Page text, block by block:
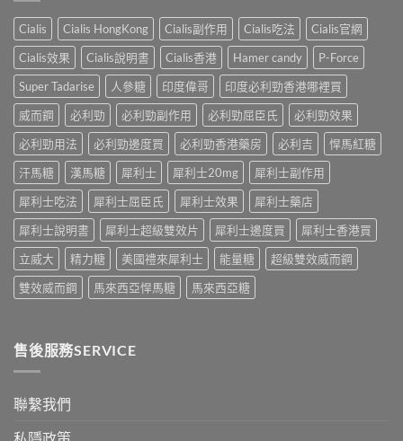
購
物
平
台〉
中
中
小
妙
招〉
中
性
早
洩
的
常
見
因
及
應
之
道〉
中
Cialis Cialis HongKong Cialis副作用 Cialis吃法
Cialis官網
Cialis效果
Cialis說明書 Cialis香港 Hamer candy
P-Force
Super Tadarise
人參糖 印度偉哥
印度必利勁香港哪裡買
威而鋼
必利勁 必利勁副作用 必利勁屈臣氏
必利勁效果
必利勁用法
必利勁邊度買 必利勁香港藥房 必利吉
悍馬紅糖
汗馬糖
漢馬糖 犀利士 犀利士20mg
犀利士副作用
犀利士吃法
犀利士屈臣氏 犀利士效果
犀利士藥店
犀利士說明書
犀利士超級雙效片 犀利士邊度買
犀利士香港買
立威大
精力糖 美國禮來犀利士 能量糖
超級雙效威而鋼
雙效威而鋼
馬來西亞悍馬糖 馬來西亞糖
售後服務SERVICE
聯繫我們